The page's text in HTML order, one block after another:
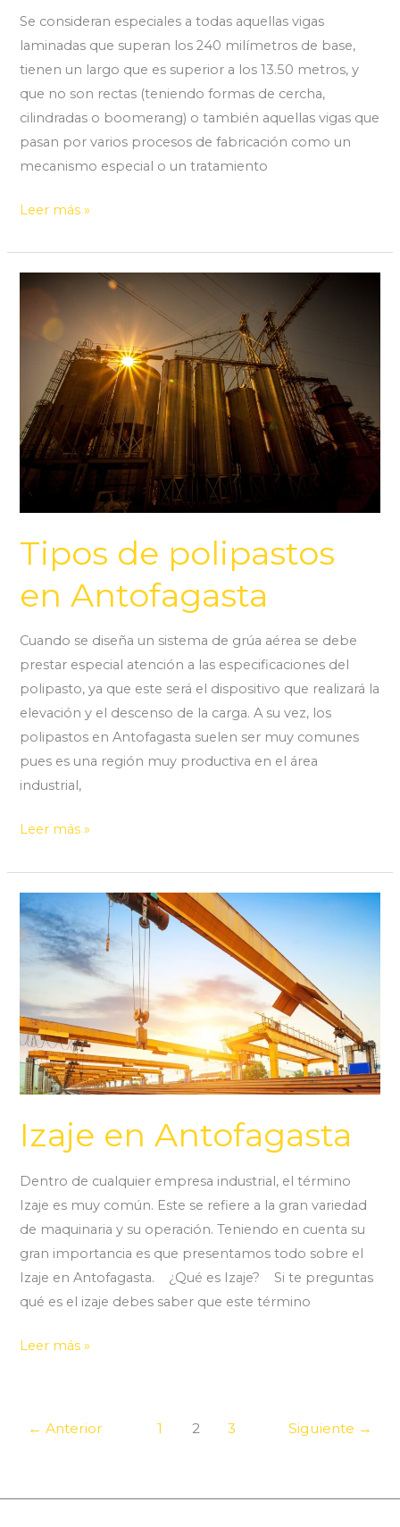
Se consideran especiales a todas aquellas vigas
laminadas que superan los 240 milímetros de base,
tienen un largo que es superior a los 13.50 metros, y
que no son rectas (teniendo formas de cercha,
cilindradas o boomerang) o también aquellas vigas que
pasan por varios procesos de fabricación como un
mecanismo especial o un tratamiento
Leer más »
Tipos de polipastos
en Antofagasta
Cuando se diseña un sistema de grúa aérea se debe
prestar especial atención a las especificaciones del
polipasto, ya que este será el dispositivo que realizará la
elevación y el descenso de la carga. A su vez, los
polipastos en Antofagasta suelen ser muy comunes
pues es una región muy productiva en el área
industrial,
Antofagasta
Leer más »
Izaje en Antofagasta
Dentro de cualquier empresa industrial, el término
Izaje es muy común. Este se refiere a la gran variedad
de maquinaria y su operación. Teniendo en cuenta su
gran importancia es que presentamos todo sobre el
Izaje en Antofagasta. ¿Qué es Izaje? Si te preguntas
qué es el izaje debes saber que este término
en
Antofagasta
Leer más »
← Anterior 1 2 3 Siguiente →